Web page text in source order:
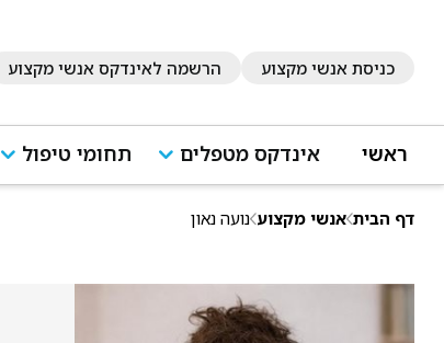
כניסת אנשי מקצוע הרשמה לאינדקס אנשי מקצוע
ראשי אינדקס מטפלים תחומי טיפול
דף הבית אנשי מקצוע נועה נאון